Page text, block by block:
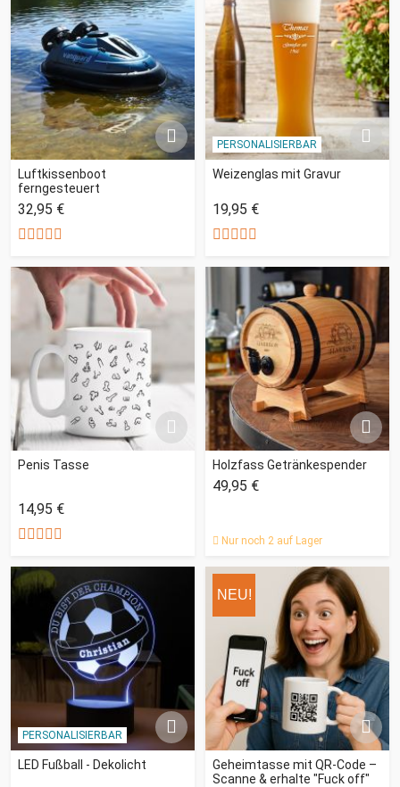
Luftkissenboot
ferngesteuert
32,95 €
PERSONALISIERBAR
Weizenglas mit Gravur
19,95 €
Penis Tasse
14,95 €
Holzfass Getränkespender
49,95 €
Nur noch 2 auf Lager
PERSONALISIERBAR
LED Fußball - Dekolicht
NEU!
Geheimtasse mit QR-Code –
Scanne & erhalte "Fuck off"